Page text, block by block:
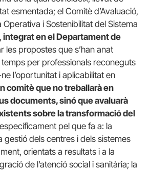
esmentada; el Comitè d’Avaluació,
Operativa i Sostenibilitat del Sistema
integrat en el Departament de
les propostes que s’han anat
per professionals reconeguts
l’oportunitat i aplicabilitat en
comitè que no treballarà en
documents, sinó que avaluarà
sobre la transformació del
pel que fa a: la
gestió dels centres i dels sistemes
orientats a resultats i a la
de l’atenció social i sanitària; la